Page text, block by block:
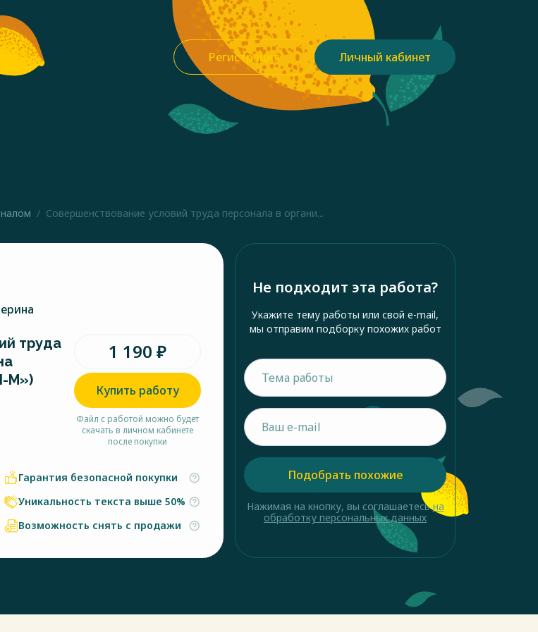
Регистрация Личный кабинет
Совершенствование условий труда персонала в органи...
труда
М»)
1 190 ₽
Купить работу
Файл с работой можно будет
скачать в личном кабинете
после покупки
Гарантия безопасной покупки
Уникальность текста выше 50%
Возможность снять с продажи
Не подходит эта работа?
Укажите тему работы или свой e-mail,
мы отправим подборку похожих работ
Подобрать похожие
Нажимая на кнопку, вы соглашаетесьна
обработку персональных данных